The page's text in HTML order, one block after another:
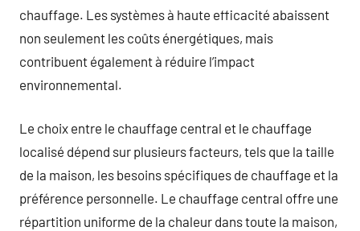
chauffage. Les systèmes à haute efficacité abaissent
non seulement les coûts énergétiques, mais
contribuent également à réduire l’impact
environnemental.
Le choix entre le chauffage central et le chauffage
localisé dépend sur plusieurs facteurs, tels que la taille
de la maison, les besoins spécifiques de chauffage et la
préférence personnelle. Le chauffage central offre une
répartition uniforme de la chaleur dans toute la maison,